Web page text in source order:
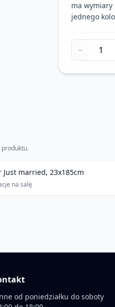
ma wymiary
jednego
−
produktu.
Just married, 23x185cm
na salę
od poniedziałku do soboty